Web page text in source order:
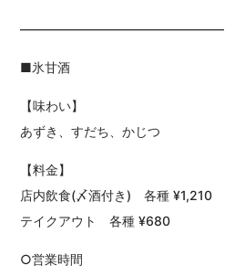
――――――――――――――――
■氷甘酒
【味わい】
あずき、すだち、かじつ
【料金】
店内飲食(〆酒付き) 各種 ¥1,210
テイクアウト 各種 ¥680
○営業時間